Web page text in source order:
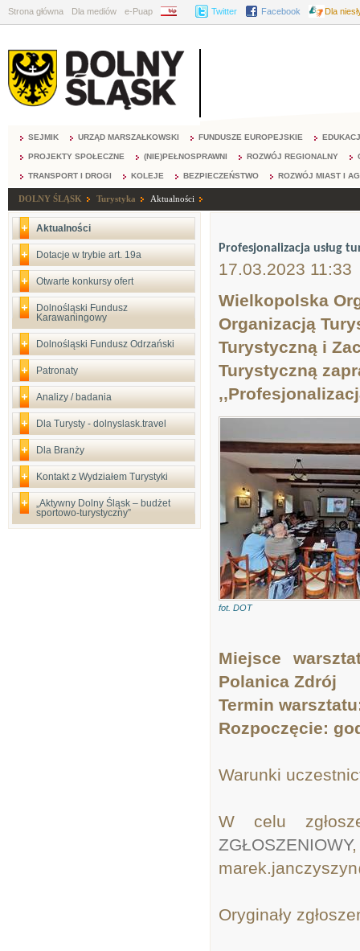
Strona główna Dla mediów e-Puap BIP Twitter Facebook Dla
SEJMIK URZĄD MARSZAŁKOWSKI FUNDUSZE EUROPEJSKIE
PROJEKTY SPOŁECZNE (NIE)PEŁNOSPRAWNI ROZWÓJ REGIONALNY
TRANSPORT I DROGI KOLEJE BEZPIECZEŃSTWO ROZWÓJ MIAST I
DOLNY ŚLĄSK Turystyka Aktualności
Aktualności
Dotacje w trybie art. 19a
Otwarte konkursy ofert
Dolnośląski Fundusz
Karawaningowy
Dolnośląski Fundusz Odrzański
Patronaty
Analizy / badania
Dla Turysty - dolnyslask.travel
Dla Branży
Kontakt z Wydziałem Turystyki
„Aktywny Dolny Śląsk – budżet
sportowo-turystyczny”
Profesjonalizacja usług
17.03.2023 11:33
Wielkopolska
Organizacją
Turystyczną i
Turystyczną
fot. DOT
Miejsce
Polanica Zdrój
Termin
Rozpoczęcie:
Warunki
W celu
ZGŁOSZENIOWY,
Oryginały